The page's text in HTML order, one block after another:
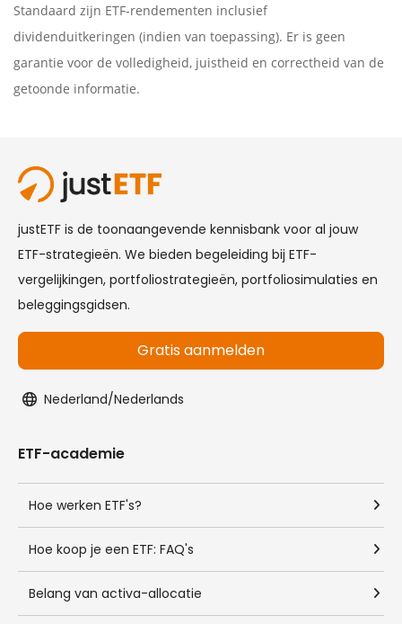
Standaard zijn ETF-rendementen inclusief
dividenduitkeringen (indien van toepassing). Er is geen
garantie voor de volledigheid, juistheid en correctheid van de
getoonde informatie.